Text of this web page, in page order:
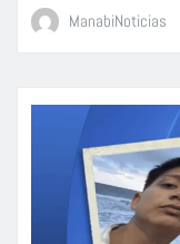
ManabiNoticias